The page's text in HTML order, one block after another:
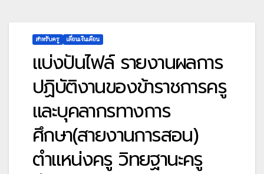
สำหรับครู เลื่อนเงินเดือน
แบ่งปันไฟล์ รายงานผลการ
ปฏิบัติงานของข้าราชการครู
และบุคลากรทางการ
ศึกษา(สายงานการสอน)
ตำแหน่งครู วิทยฐานะครู